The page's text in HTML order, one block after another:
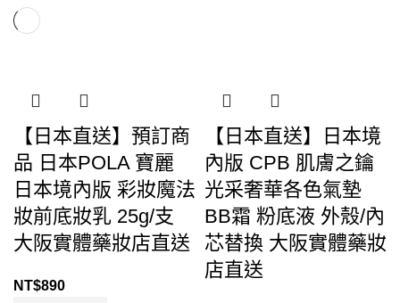
【日本直送】預訂商
品 日本POLA 寶麗
日本境內版 彩妝魔法
妝前底妝乳 25g/支
大阪實體藥妝店直送
NT$890
【日本直送】日本境
內版 CPB 肌膚之鑰
光采奢華各色氣墊
BB霜 粉底液 外殼/內
芯替換 大阪實體藥妝
店直送